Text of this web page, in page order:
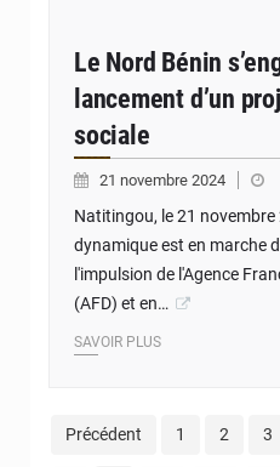
Le Nord Bénin
lancement d’un
sociale
21 novembre 2024
Natitingou, le 21
dynamique est en marche
l'impulsion de l'Agence
(AFD) et en…
SAVOIR PLUS
Précédent 1 2 3